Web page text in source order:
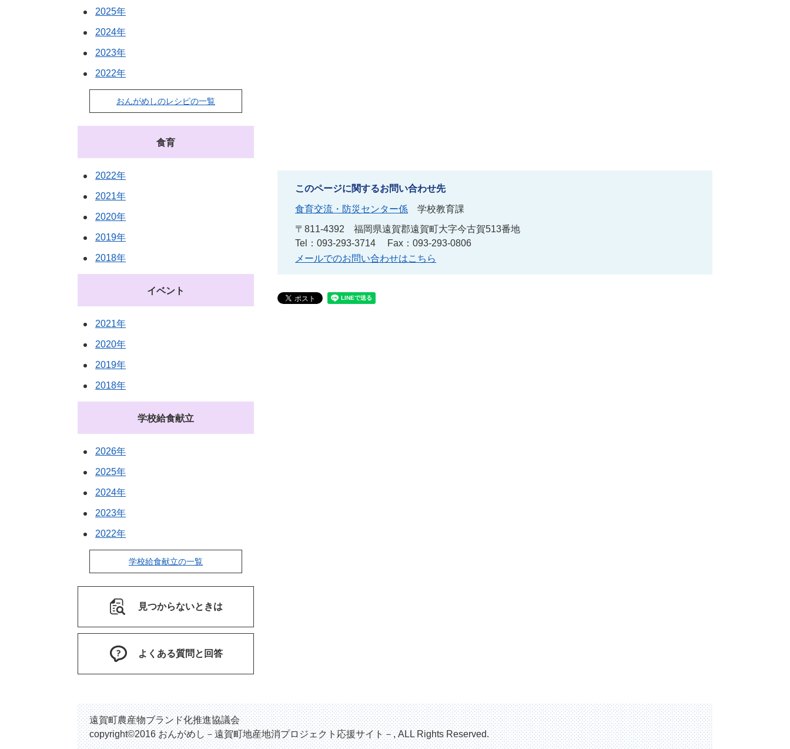
このページに関するお問い合わせ先
食育交流・防災センター係
学校教育課
〒811-4392
福岡県遠賀郡遠賀町大字今古賀513番地
Tel：093-293-3714
Fax：093-293-0806
メールでのお問い合わせはこちら
2025年
2024年
2023年
2022年
おんがめしのレシピの一覧
食育
2022年
2021年
2020年
2019年
2018年
イベント
2021年
2020年
2019年
2018年
学校給食献立
2026年
2025年
2024年
2023年
2022年
学校給食献立の一覧
見つからないときは
よくある質問と回答
遠賀町農産物ブランド化推進協議会
copyright©2016 おんがめし－遠賀町地産地消プロジェクト応援サイト－, ALL Rights Reserved.